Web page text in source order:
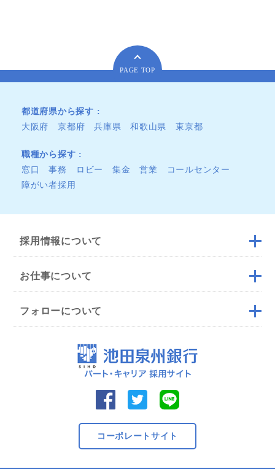
PAGE TOP
都道府県から探す
大阪府
京都府 兵庫県 和歌山県 東京都
職種から探す
窓口
事務 ロビー 集金 営業
コールセンター
障がい者採用
採用情報について
お仕事について
フォローについて
コーポレートサイト